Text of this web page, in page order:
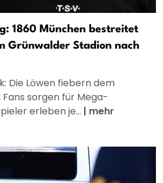
1860 München bestreitet
Grünwalder Stadion nach
Die Löwen fiebern dem
sorgen für Mega-
erleben je... | mehr